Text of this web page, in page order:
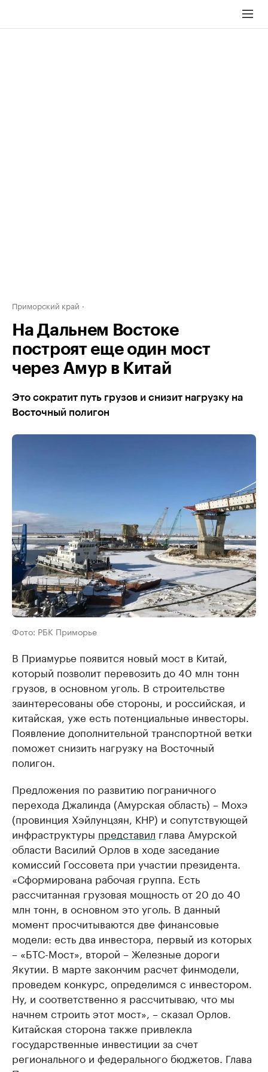
Приморский край
На Дальнем Востоке
построят еще один мост
через Амур в Китай
Это сократит путь грузов и снизит нагрузку на
Восточный полигон
Фото: РБК Приморье
В Приамурье появится новый мост в Китай,
который позволит перевозить до 40 млн тонн
грузов, в основном уголь. В строительстве
заинтересованы обе стороны, и российская, и
китайская, уже есть потенциальные инвесторы.
Появление дополнительной транспортной ветки
поможет снизить нагрузку на Восточный
полигон.
Предложения по развитию пограничного
перехода Джалинда (Амурская область) – Мохэ
(провинция Хэйлунцзян, КНР) и сопутствующей
инфраструктуры представил глава Амурской
области Василий Орлов в ходе заседание
комиссий Госсовета при участии президента.
«Сформирована рабочая группа. Есть
рассчитанная грузовая мощность от 20 до 40
млн тонн, в основном это уголь. В данный
момент просчитываются две финансовые
модели: есть два инвестора, первый из которых
– «БТС-Мост», второй – Железные дороги
Якутии. В марте закончим расчет финмодели,
проведем конкурс, определимся с инвестором.
Ну, и соответственно я рассчитываю, что мы
начнем строить этот мост», – сказал Орлов.
Китайская сторона также привлекла
государственные инвестиции за счет
регионального и федерального бюджетов. Глава